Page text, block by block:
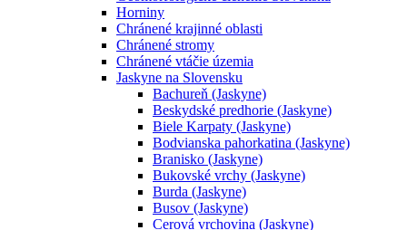
Horniny
Chránené krajinné oblasti
Chránené stromy
Chránené vtáčie územia
Jaskyne na Slovensku
Bachureň (Jaskyne)
Beskydské predhorie (Jaskyne)
Biele Karpaty (Jaskyne)
Bodvianska pahorkatina (Jaskyne)
Branisko (Jaskyne)
Bukovské vrchy (Jaskyne)
Burda (Jaskyne)
Busov (Jaskyne)
Cerová vrchovina (Jaskyne)